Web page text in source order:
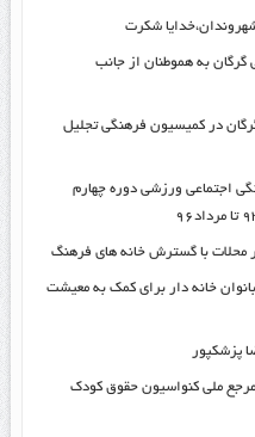
شکرت
گرگان به هموطنان از جانب
در کمیسیون فرهنگی تجلیل
فرهنگی اجتماعی ورزشی دوره چهارم
محلات با گسترش خانه های فرهنگ
خانه دار برای کمک به معیشت
پزشکپور
مرجع ملی کنواسیون حقوق کودک